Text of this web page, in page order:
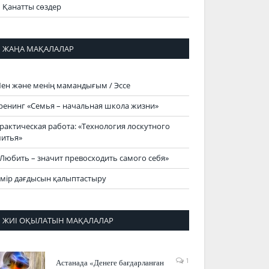
Қанатты сөздер
ЖАҢА МАҚАЛАЛАР
және менің мамандығым / Эссе
«Семья – начальная школа жизни»
работа: «Технология лоскутного
– значит превосходить самого себя»
дағдысын қалыптастыру
ЖИІ ОҚЫЛАТЫН МАҚАЛАЛАР
1
Астанада «Денеге бағдарланған